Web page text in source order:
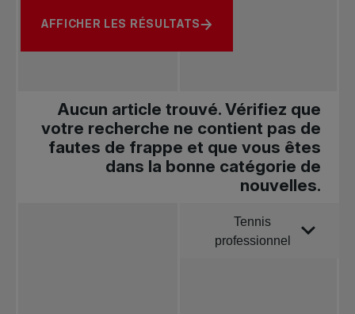
AFFICHER LES RÉSULTATS
Aucun article trouvé. Vérifiez que
votre recherche ne contient pas de
fautes de frappe et que vous êtes
dans la bonne catégorie de
nouvelles.
Tennis
professionnel